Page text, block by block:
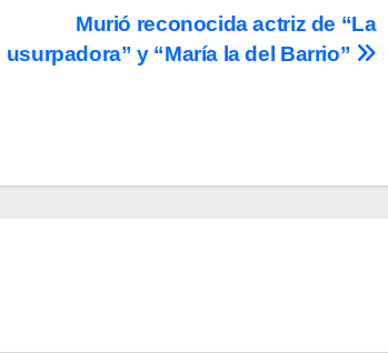
Murió reconocida actriz de “La
usurpadora” y “María la del Barrio”